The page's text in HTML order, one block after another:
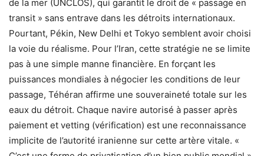
de la mer (UNCLOS), qui garantit le droit de « passage en
transit » sans entrave dans les détroits internationaux.
Pourtant, Pékin, New Delhi et Tokyo semblent avoir choisi
la voie du réalisme. Pour l’Iran, cette stratégie ne se limite
pas à une simple manne financière. En forçant les
puissances mondiales à négocier les conditions de leur
passage, Téhéran affirme une souveraineté totale sur les
eaux du détroit. Chaque navire autorisé à passer après
paiement et vetting (vérification) est une reconnaissance
implicite de l’autorité iranienne sur cette artère vitale. «